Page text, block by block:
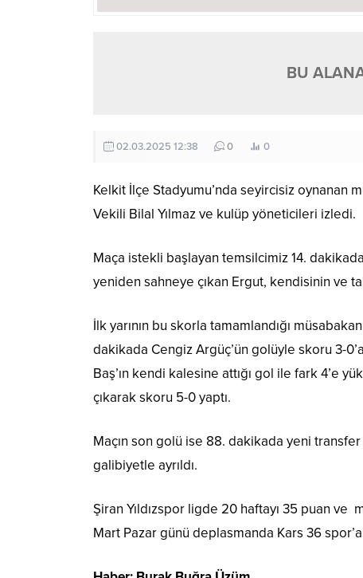
BU
02.03.2025 12:38 0 0
Kelkit İlçe Stadyumu’nda seyircisiz oynanan
Vekili Bilal Yılmaz ve kulüp yöneticileri izledi.
Maça istekli başlayan temsilcimiz 14.
yeniden sahneye çıkan Ergut, kendisinin ve
İlk yarının bu skorla tamamlandığı
dakikada Cengiz Argüç’ün golüyle skoru 3-
Baş’ın kendi kalesine attığı gol ile fark 4’e
çıkarak skoru 5-0 yaptı.
Maçın son golü ise 88. dakikada yeni
galibiyetle ayrıldı.
Şiran Yıldızspor ligde 20 haftayı 35 puan ve
Mart Pazar günü deplasmanda Kars 36